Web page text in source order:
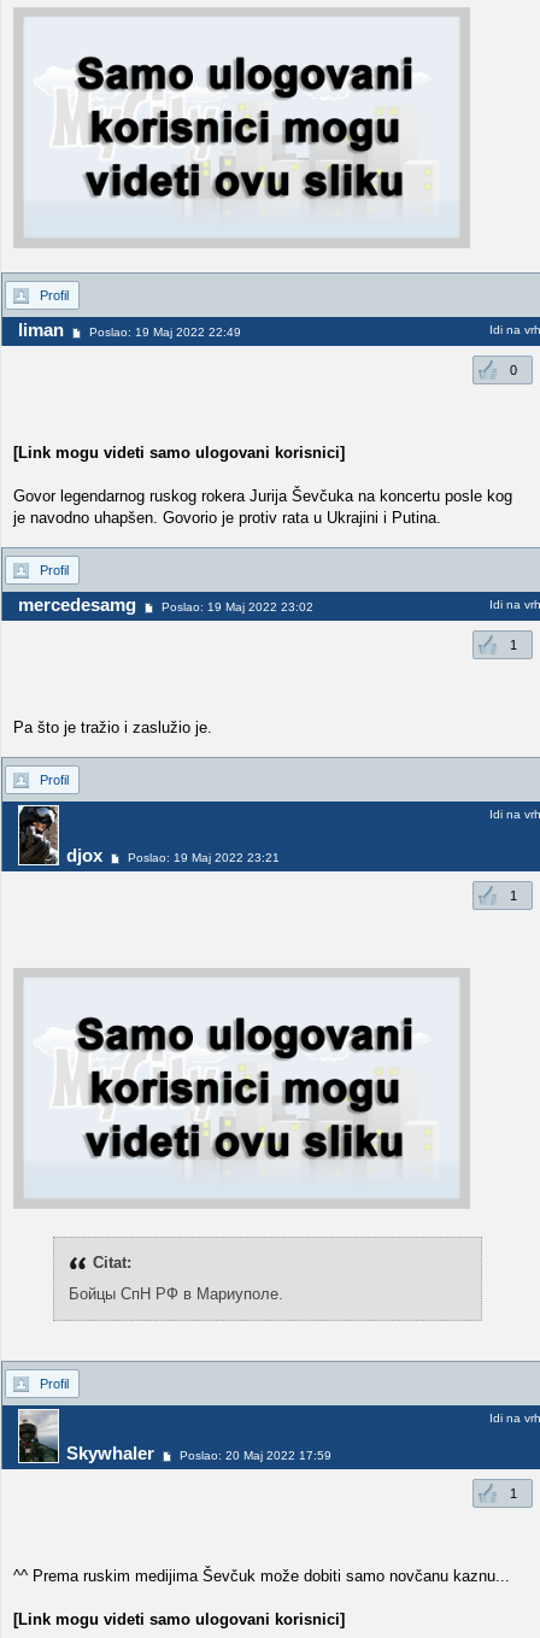
Profil
liman Poslao: 19 Maj 2022 22:49 Idi na vrh
0
[Link mogu videti samo ulogovani korisnici]
Govor legendarnog ruskog rokera Jurija Ševčuka na koncertu posle kog
je navodno uhapšen. Govorio je protiv rata u Ukrajini i Putina.
Profil
mercedesamg Poslao: 19 Maj 2022 23:02 Idi na vrh
1
Pa što je tražio i zaslužio je.
Profil
djox Poslao: 19 Maj 2022 23:21
Idi na vrh
1
Citat:
Бойцы СпН РФ в Мариуполе.
Profil
Skywhaler Poslao: 20 Maj 2022 17:59
Idi na vrh
1
^^ Prema ruskim medijima Ševčuk može dobiti samo novčanu kaznu...
[Link mogu videti samo ulogovani korisnici]